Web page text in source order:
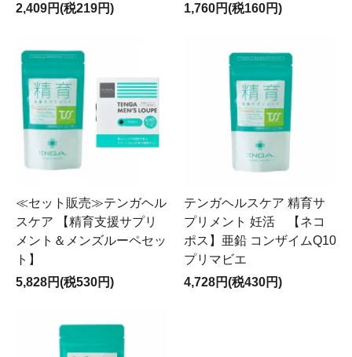
2,409円(税219円)
1,760円(税160円)
≪セット販売≫テンガヘル
スケア 【精育支援サプリ
メント＆メンズルーペセッ
ト】
5,828円(税530円)
テンガヘルスケア 精育サ
プリメント 妊活 【ネコ
ポス】亜鉛 コンザイムQ10
プリマビエ
4,728円(税430円)